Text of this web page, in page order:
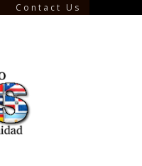
Contact Us